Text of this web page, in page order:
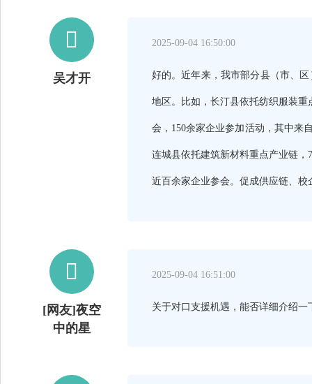

吴才开
2025-09-04 16:50:00
好的。近年来，我市部分县（市、
地区。比如，长汀县依托纺织服装
会，150余家企业参加活动，其中来
连城县依托建筑新材料重点产业链
近百余家企业参会。促成供应链、

[网友]夜空
中的星
2025-09-04 16:51:00
关于对口支援机遇，能否详细介绍一